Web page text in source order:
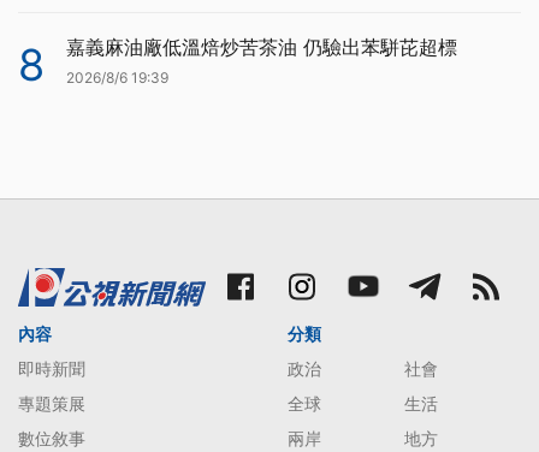
8 嘉義麻油廠低溫焙炒苦茶油 仍驗出苯駢芘超標
2026/8/6 19:39
內容
即時新聞
專題策展
數位敘事
分類
政治
社會
全球
生活
兩岸
地方